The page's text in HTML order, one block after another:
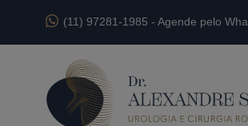
(11) 97281-1985 - Agende pelo